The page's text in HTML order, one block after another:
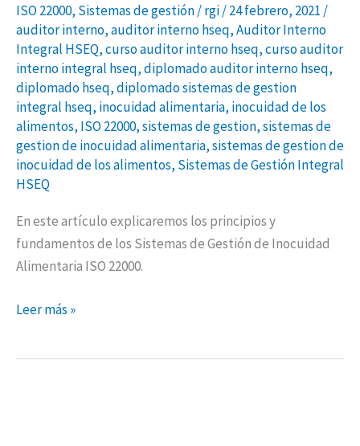
ISO 22000, Sistemas de gestión/rgi/24 febrero, 2021 /
auditor interno,auditor interno hseq,Auditor Interno
Integral HSEQ,curso auditor interno hseq,curso auditor
interno integral hseq,diplomado auditor interno hseq,
diplomado hseq,diplomado sistemas de gestion
integral hseq, inocuidad alimentaria, inocuidad de los
alimentos, ISO 22000,sistemas de gestion,sistemas de
gestion de inocuidad alimentaria,sistemas de gestion de
inocuidad de los alimentos, Sistemas de Gestión Integral
HSEQ
En este artículo explicaremos los principios y
fundamentos de los Sistemas de Gestión de Inocuidad
Alimentaria ISO 22000.
Leer más »